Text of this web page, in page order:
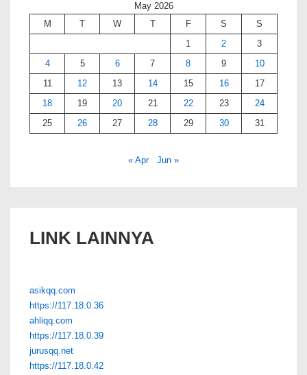
May 2026
M
T W T F S
S
1
2
3
4
5 6 7 8 9
10
11
12 13 14 15 16
17
18
19 20 21 22 23
24
25
26 27 28 29 30 31
« Apr Jun »
LINK LAINNYA
asikqq.com
https://117.18.0.36
ahliqq.com
https://117.18.0.39
jurusqq.net
https://117.18.0.42